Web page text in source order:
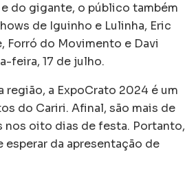
do gigante, o público também
de Iguinho e Lulinha, Eric
Forró do Movimento e Davi
feira, 17 de julho.
região, a ExpoCrato 2024 é um
do Cariri. Afinal, são mais de
nos oito dias de festa. Portanto,
da apresentação de